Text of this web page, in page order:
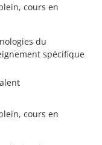
cours en
du
spécifique
cours en